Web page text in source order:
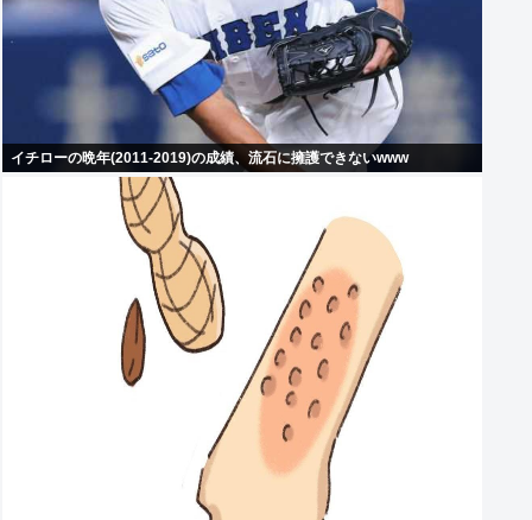
イチローの晩年(2011-2019)の成績、流石に擁護できないwww